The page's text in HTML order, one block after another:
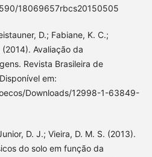
18069657rbcs20150505
D.; Fabiane, K. C.;
(2014). Avaliação da
Revista Brasileira de
em:
Downloads/12998-1-63849-
D. J.; Vieira, D. M. S. (2013).
do solo em função da